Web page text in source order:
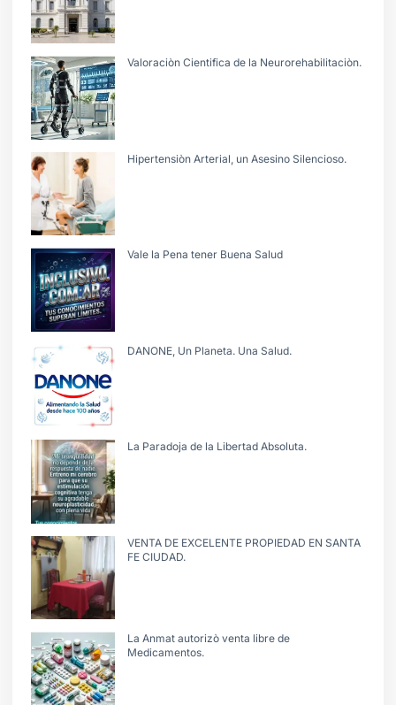
Valoraciòn Cientifica de la Neurorehabilitaciòn.
Hipertensiòn Arterial, un Asesino Silencioso.
Vale la Pena tener Buena Salud
DANONE, Un Planeta. Una Salud.
La Paradoja de la Libertad Absoluta.
VENTA DE EXCELENTE PROPIEDAD EN SANTA
FE CIUDAD.
La Anmat autorizò venta libre de
Medicamentos.